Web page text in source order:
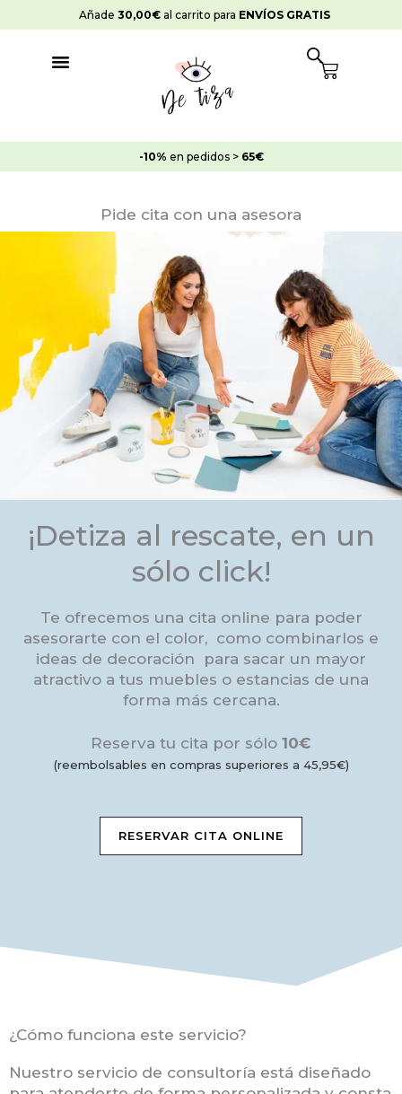
al
Añade 30,00€ al carrito para ENVÍOS GRATIS
Cart
-10% en pedidos > 65€
Pide cita con una asesora
¡Detiza al rescate, en un
sólo click!
Te ofrecemos una cita online para poder
asesorarte con el color, como combinarlos e
ideas de decoración para sacar un mayor
atractivo a tus muebles o estancias de una
forma más cercana.
Reserva tu cita por sólo 10€
(reembolsables en compras superiores a 45,95€)
RESERVAR CITA ONLINE
¿Cómo funciona este servicio?
Nuestro servicio de consultoría está diseñado